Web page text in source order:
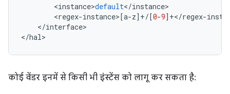
<instance>default</instance>
<regex-instance>[a-z] +/[0-9] +</regex-
</interface>
</hal>
कोई वेंडर इनमें से किसी भी इंस्टेंस को लागू कर सकता है: